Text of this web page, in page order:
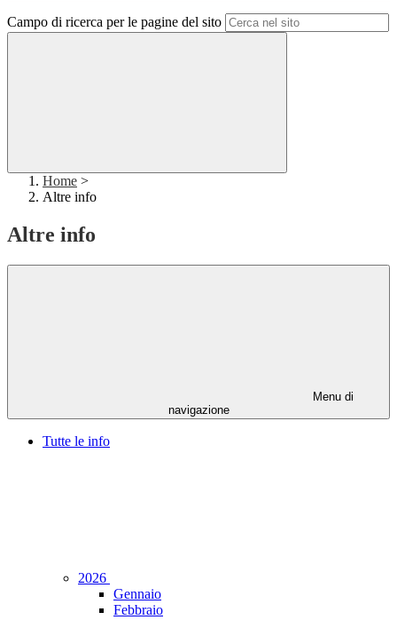
Campo di ricerca per le pagine del sito
Home >
Altre info
Altre info
Menu di
navigazione
Tutte le info
2026
Gennaio
Febbraio